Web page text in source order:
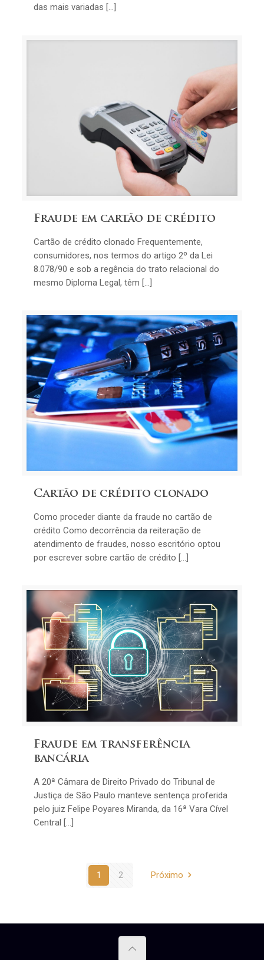
das mais variadas […]
Fraude em cartão de crédito
Cartão de crédito clonado Frequentemente,
consumidores, nos termos do artigo 2º da Lei
8.078/90 e sob a regência do trato relacional do
mesmo Diploma Legal, têm […]
Cartão de crédito clonado
Como proceder diante da fraude no cartão de
crédito Como decorrência da reiteração de
atendimento de fraudes, nosso escritório optou
por escrever sobre cartão de crédito […]
Fraude em transferência
bancária
A 20ª Câmara de Direito Privado do Tribunal de
Justiça de São Paulo manteve sentença proferida
pelo juiz Felipe Poyares Miranda, da 16ª Vara Cível
Central […]
1 2 Próximo